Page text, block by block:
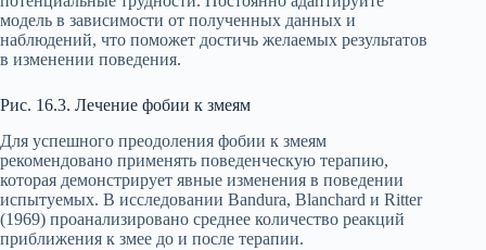
модель в зависимости от полученных данных и
наблюдений, что поможет достичь желаемых результатов
в изменении поведения.
Рис. 16.3. Лечение фобии к змеям
Для успешного преодоления фобии к змеям
рекомендовано применять поведенческую терапию,
которая демонстрирует явные изменения в поведении
испытуемых. В исследовании Bandura, Blanchard и Ritter
(1969) проанализировано среднее количество реакций
приближения к змее до и после терапии.